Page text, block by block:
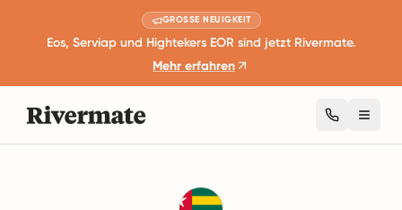
GROSSE NEUIGKEIT
Eos, Serviap und Hightekers EOR sind jetzt Rivermate.
Mehr erfahren